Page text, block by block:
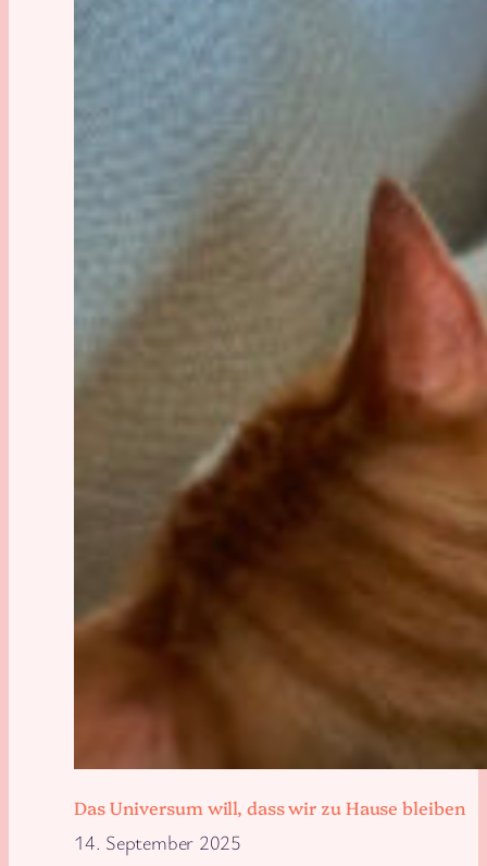
Das Universum will, dass wir zu Hause bleiben
14. September 2025